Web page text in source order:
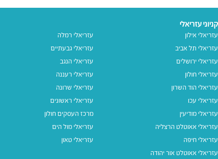
קניוני עזריאלי
עזריאלי אילון
עזריאלי תל אביב
עזריאלי ירושלים
עזריאלי חולון
עזריאלי הוד השרון
עזריאלי עכו
עזריאלי מודיעין
עזריאלי אאוטלט הרצליה
עזריאלי חיפה
עזריאלי אאוטלט אור יהודה
עזריאלי רמלה
עזריאלי גבעתיים
עזריאלי הנגב
עזריאלי רעננה
עזריאלי שרונה
עזריאלי ראשונים
מרכז העסקים חולון
עזריאלי מול הים
עזריאלי טאון